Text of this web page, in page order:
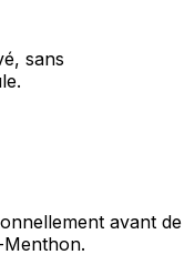
sans
avant de